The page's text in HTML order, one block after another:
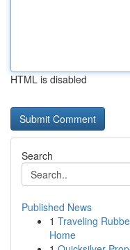
HTML is disabled
Search
Published News
1 Traveling
Home